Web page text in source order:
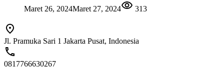
Maret 26, 2024Maret 27, 2024 313
Jl. Pramuka Sari 1 Jakarta Pusat, Indonesia
0817766630267